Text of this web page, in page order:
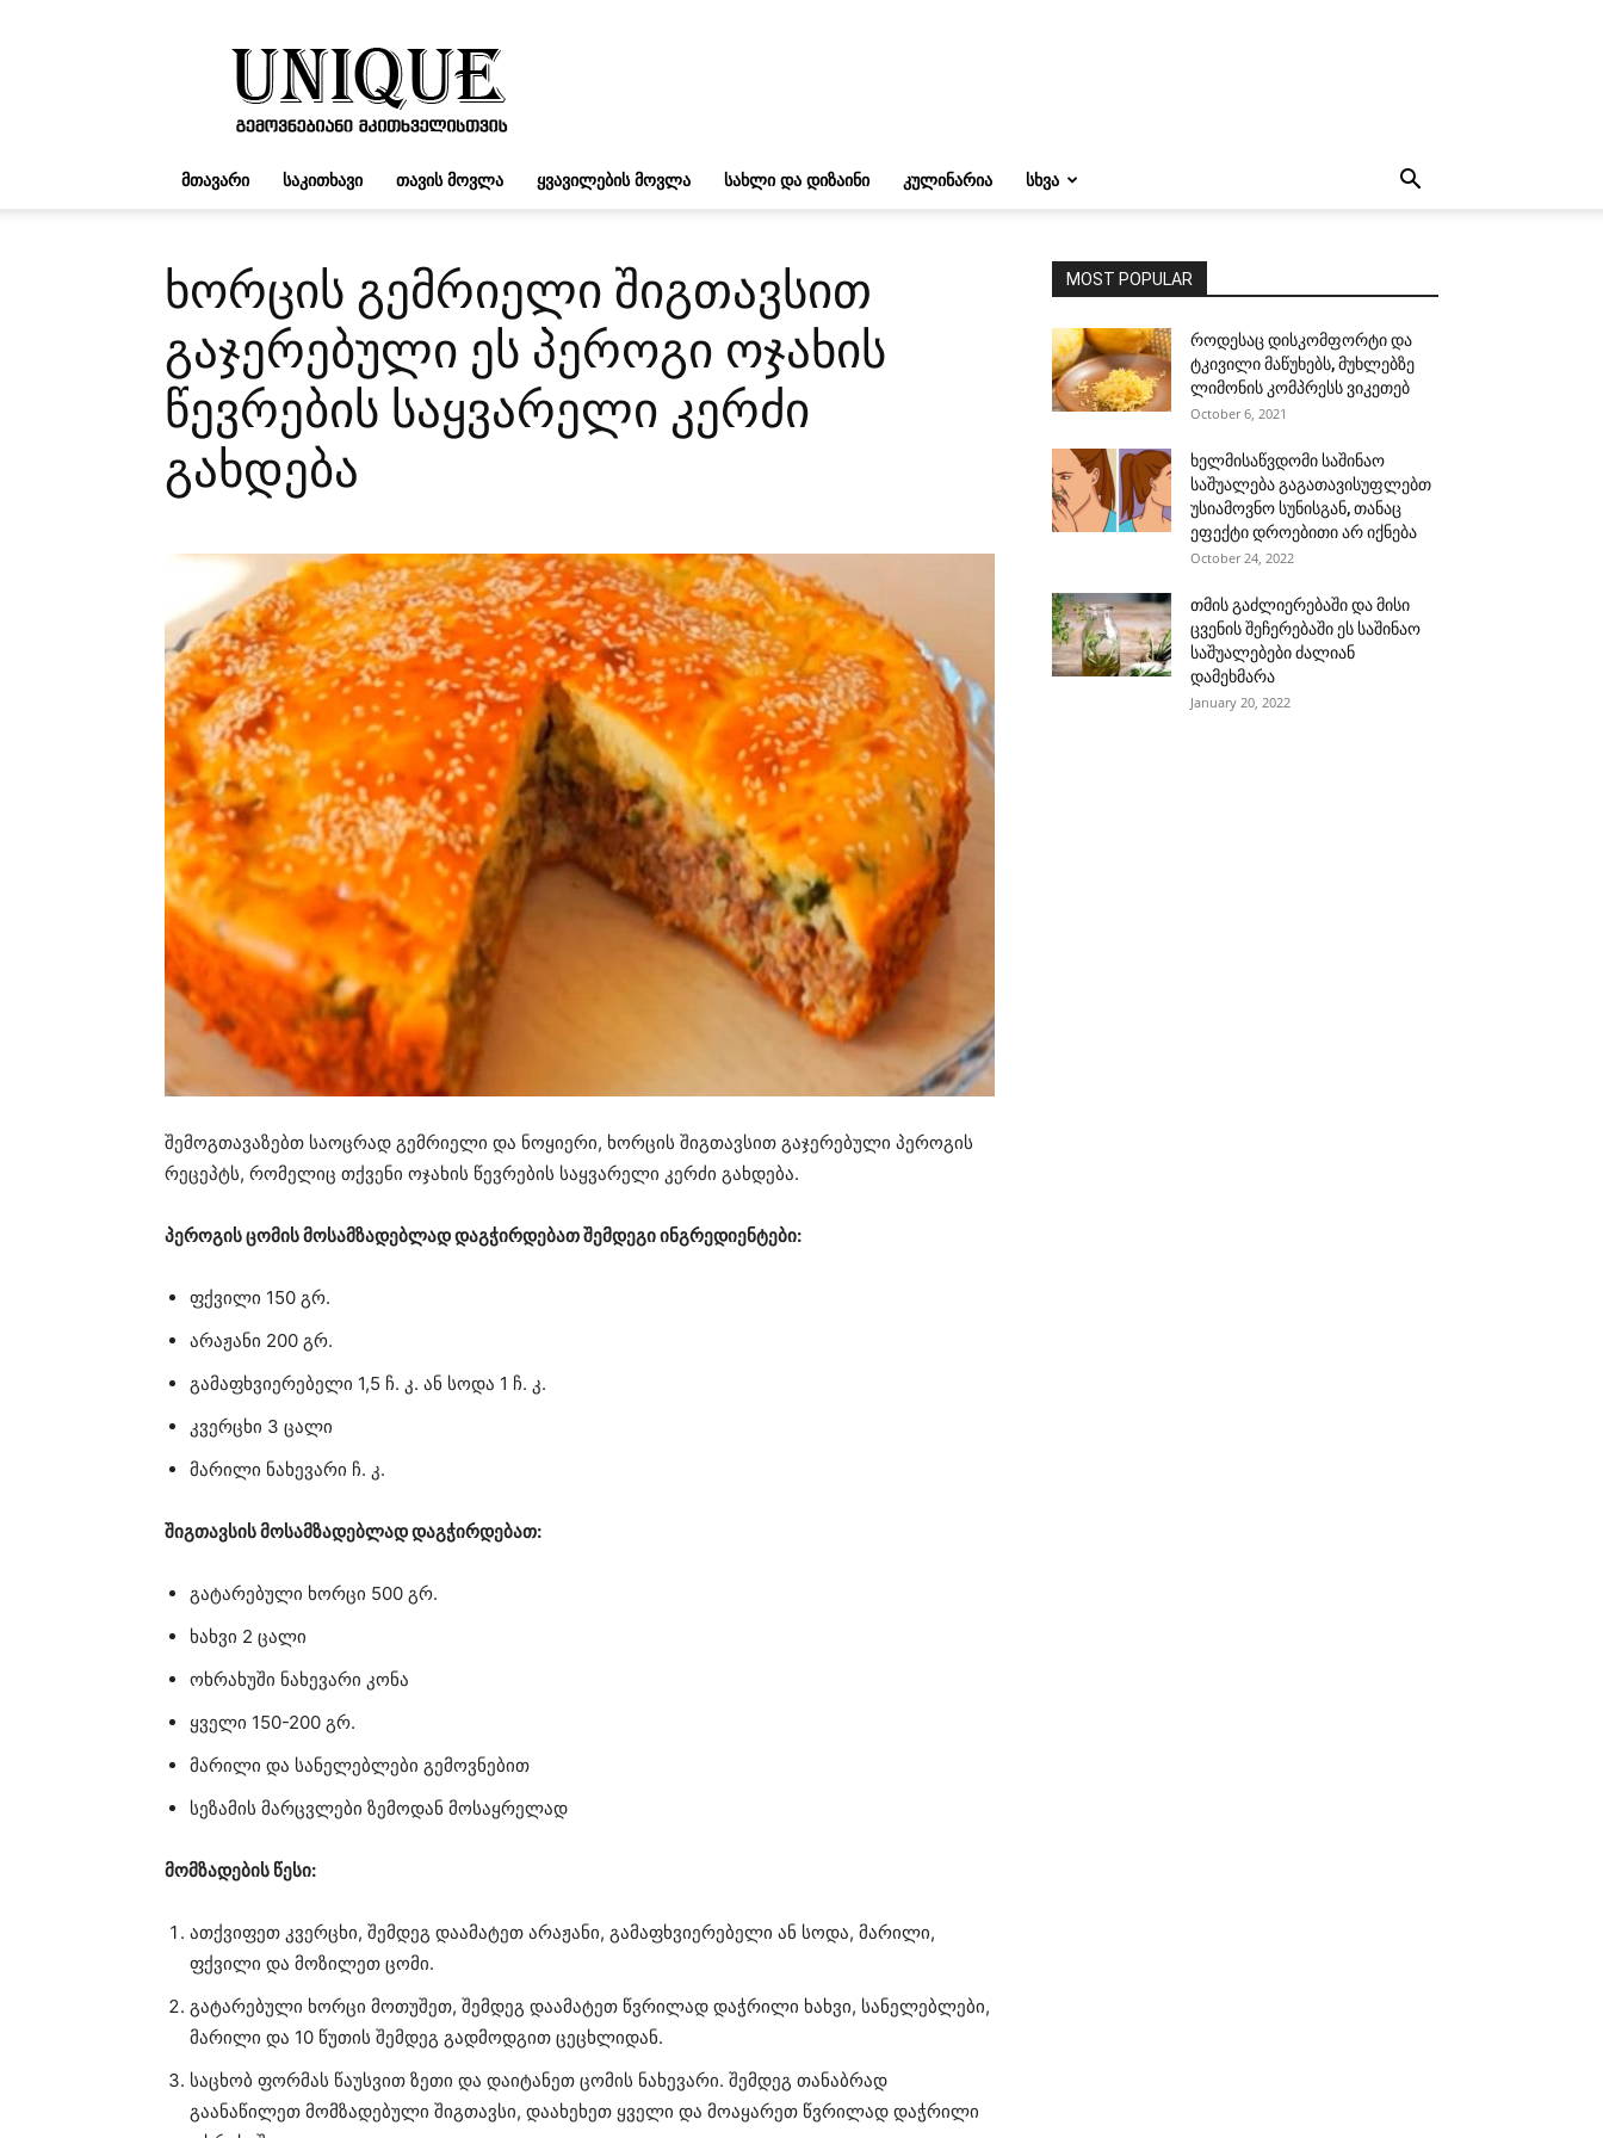
UNIQUE.GE
ᲛᲗᲐᲕᲐᲠᲘ ᲡᲐᲙᲘᲗᲮᲐᲕᲘ ᲗᲐᲕᲘᲡ ᲛᲝᲕᲚᲐ ᲧᲕᲐᲕᲘᲚᲔᲑᲘᲡ ᲛᲝᲕᲚᲐ ᲡᲐᲮᲚᲘ ᲓᲐ ᲓᲘᲖᲐᲘᲜᲘ ᲙᲣᲚᲘᲜᲐᲠᲘᲐ ᲡᲮᲕᲐ
ხორცის გემრიელი შიგთავსით
გაჯერებული ეს პეროგი ოჯახის
წევრების საყვარელი კერძი
გახდება
შემოგთავაზებთ საოცრად გემრიელი და ნოყიერი, ხორცის შიგთავსით გაჯერებული პეროგის
რეცეპტს, რომელიც თქვენი ოჯახის წევრების საყვარელი კერძი გახდება.
პეროგის ცომის მოსამზადებლად დაგჭირდებათ შემდეგი ინგრედიენტები:
ფქვილი 150 გრ.
არაჟანი 200 გრ.
გამაფხვიერებელი 1,5 ჩ. კ. ან სოდა 1 ჩ. კ.
კვერცხი 3 ცალი
მარილი ნახევარი ჩ. კ.
შიგთავსის მოსამზადებლად დაგჭირდებათ:
გატარებული ხორცი 500 გრ.
ხახვი 2 ცალი
ოხრახუში ნახევარი კონა
ყველი 150-200 გრ.
მარილი და სანელებლები გემოვნებით
სეზამის მარცვლები ზემოდან მოსაყრელად
მომზადების წესი:
ათქვიფეთ კვერცხი, შემდეგ დაამატეთ არაჟანი, გამაფხვიერებელი ან სოდა, მარილი,
ფქვილი და მოზილეთ ცომი.
გატარებული ხორცი მოთუშეთ, შემდეგ დაამატეთ წვრილად დაჭრილი ხახვი, სანელებლები,
მარილი და 10 წუთის შემდეგ გადმოდგით ცეცხლიდან.
საცხობ ფორმას წაუსვით ზეთი და დაიტანეთ ცომის ნახევარი. შემდეგ თანაბრად
გაანაწილეთ მომზადებული შიგთავსი, დაახეხეთ ყველი და მოაყარეთ წვრილად დაჭრილი
MOST POPULAR
როდესაც დისკომფორტი და
ტკივილი მაწუხებს, მუხლებზე
ლიმონის კომპრესს ვიკეთებ
October 6, 2021
ხელმისაწვდომი საშინაო
საშუალება გაგათავისუფლებთ
უსიამოვნო სუნისგან, თანაც
ეფექტი დროებითი არ იქნება
October 24, 2022
თმის გაძლიერებაში და მისი
ცვენის შეჩერებაში ეს საშინაო
საშუალებები ძალიან
დამეხმარა
January 20, 2022